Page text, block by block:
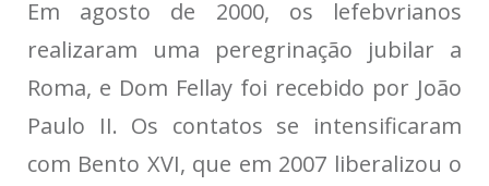
Em agosto de 2000, os lefebvrianos
realizaram uma peregrinação jubilar a
Roma, e Dom Fellay foi recebido por João
Paulo II. Os contatos se intensificaram
com Bento XVI, que em 2007 liberalizou o